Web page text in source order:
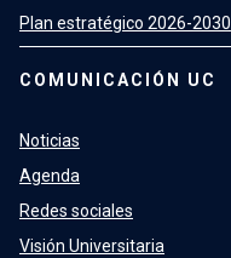
Plan estratégico 2026-2030
COMUNICACIÓN UC
Noticias
Agenda
Redes sociales
Visión Universitaria